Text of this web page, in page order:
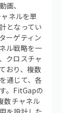
画、
ネルを単
となってい
ーゲティン
ル戦略を一
クロスチャ
おり、複数
通じて、各
。FitGapの
数チャネル